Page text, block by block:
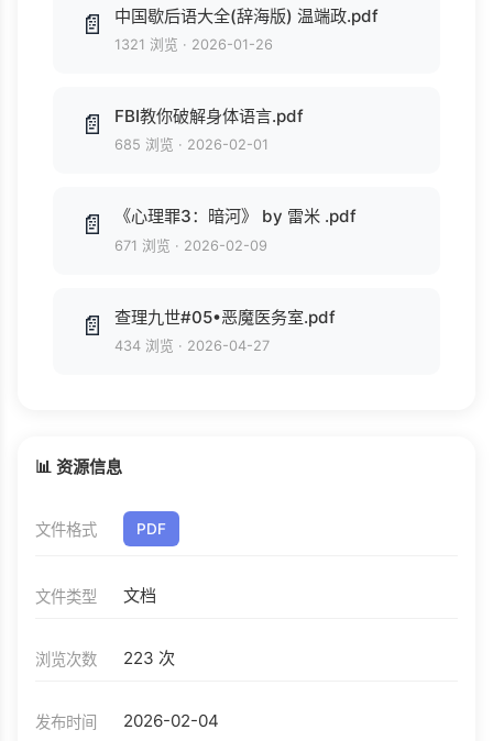
📄 中国歇后语大全(辞海版) 温端政.pdf
1321 浏览 · 2026-01-26
📄 FBI教你破解身体语言.pdf
685 浏览 · 2026-02-01
📄 《心理罪3：暗河》 by 雷米 .pdf
671 浏览 · 2026-02-09
📄 查理九世#05•恶魔医务室.pdf
434 浏览 · 2026-04-27
📊 资源信息
文件格式 PDF
文件类型 文档
浏览次数 223 次
发布时间 2026-02-04